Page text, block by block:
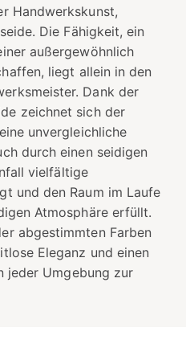
Handwerkskunst,
Die Fähigkeit, ein
außergewöhnlich
liegt allein in den
Dank der
zeichnet sich der
unvergleichliche
durch einen seidigen
vielfältige
und den Raum im Laufe
Atmosphäre erfüllt.
abgestimmten Farben
Eleganz und einen
jeder Umgebung zur